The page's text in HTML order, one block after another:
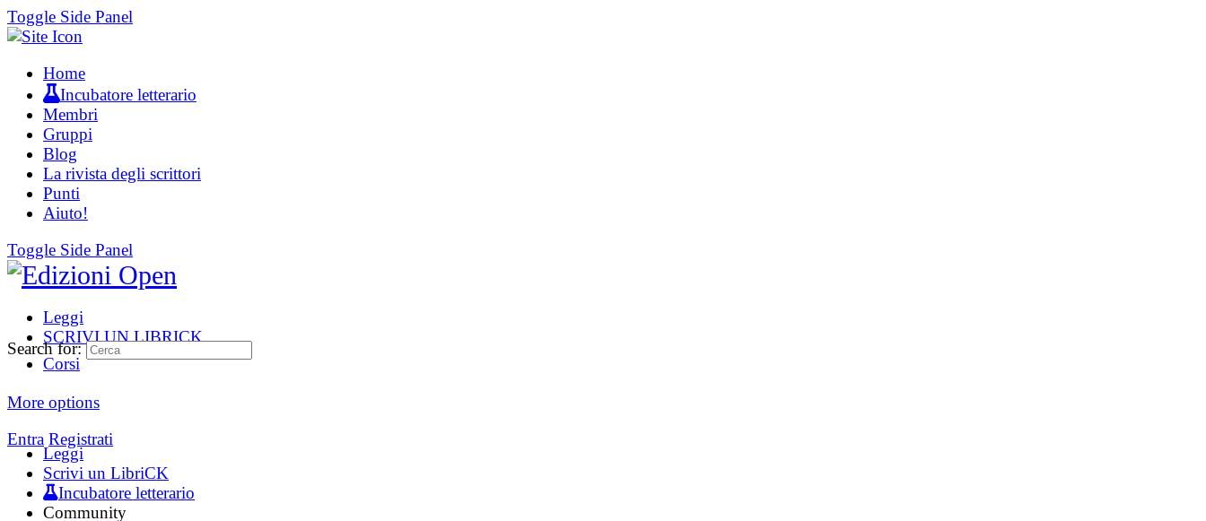
Toggle Side Panel
Home
Incubatore letterario
Membri
Gruppi
Blog
La rivista degli scrittori
Punti
Aiuto!
Toggle Side Panel
Leggi
SCRIVI UN LIBRICK
Corsi
More options
Entra Registrati
Search for:
Leggi
Scrivi un LibriCK
Incubatore letterario
Community